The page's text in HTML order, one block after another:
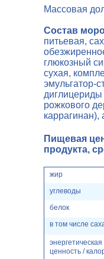
Массовая
Состав
питьевая,
глюкозный
сухая,
эмульгатор-
рожкового
каррагинан),
Пищевая
продукта,
жир
углеводы
белок
в том числе
энергетическая
ценность /